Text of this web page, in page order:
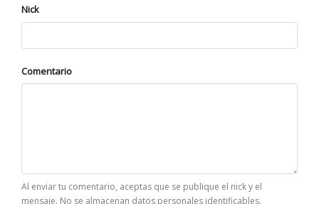
Nick
Comentario
Al enviar tu comentario, aceptas que se publique el nick y el
mensaje. No se almacenan datos personales identificables.